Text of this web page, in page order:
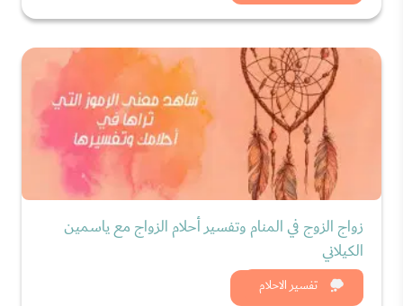
تفسير الاحلام
زواج الزوج في المنام وتفسير أحلام الزواج مع ياسمين
الكيلاني
شاهد الان